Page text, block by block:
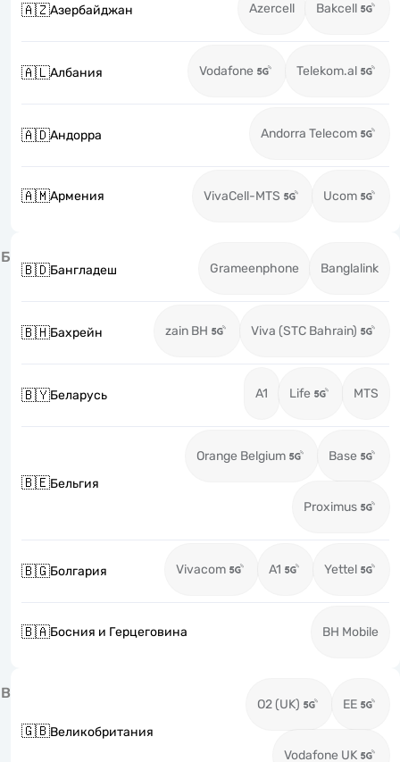
🇦🇿Азербайджан Azercell Bakcell
🇦🇱Албания Vodafone Telekom.al
🇦🇩Андорра Andorra Telecom
🇦🇲Армения VivaCell-MTS Ucom
Б
🇧🇩Бангладеш Grameenphone Banglalink
🇧🇭Бахрейн zain BH Viva (STC Bahrain)
🇧🇾Беларусь A1 Life MTS
🇧🇪Бельгия
Orange Belgium Base
Proximus
🇧🇬Болгария Vivacom A1 Yettel
🇧🇦Босния и Герцеговина BH Mobile
В
🇬🇧Великобритания
O2 (UK) EE
Vodafone UK